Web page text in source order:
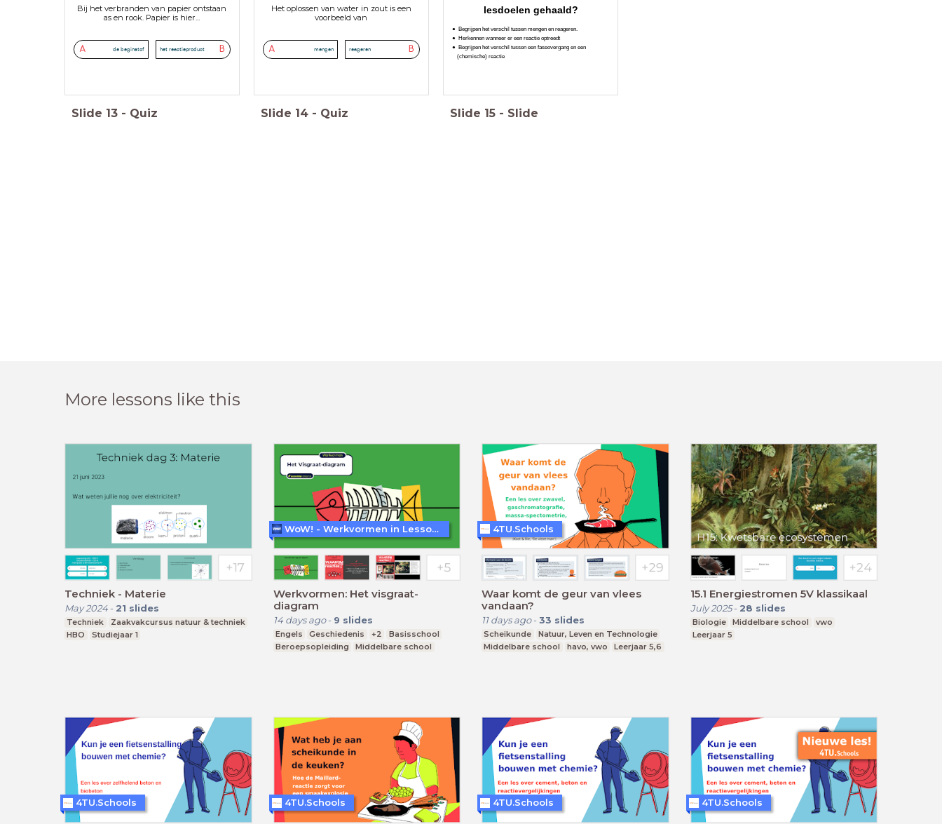
Bij het verbranden van papier ontstaan
as en rook. Papier is hier...
A de beginstof B
het reactieproduct
Slide 13 - Quiz
Het oplossen van water in zout is een
voorbeeld van
A mengen B
reageren
Slide 14 - Quiz
lesdoelen gehaald?
Begrijpen het verschil tussen mengen en reageren.
Herkennen wanneer er een reactie optreedt
Begrijpen het verschil tussen een faseovergang en een
(chemische) reactie
Slide 15 - Slide
More lessons like this
Techniek - Materie
May 2024- 21 slides
Techniek
Zaakvakcursus natuur & techniek
HBO
Studiejaar 1
Werkvormen: Het visgraat-
diagram
14 days ago- 9 slides
Engels Geschiedenis +2
Basisschool
Beroepsopleiding
Middelbare school
WoW! - Werkvormen in LessonUp
Waar komt de geur van vlees
vandaan?
11 days ago- 33 slides
Scheikunde
Natuur, Leven en Technologie
Middelbare school
havo, vwo Leerjaar 5,6
4TU.Schools
15.1 Energiestromen 5V klassikaal
July 2025- 28 slides
Biologie Middelbare school
vwo
Leerjaar 5
4TU.Schools 4TU.Schools 4TU.Schools 4TU.Schools